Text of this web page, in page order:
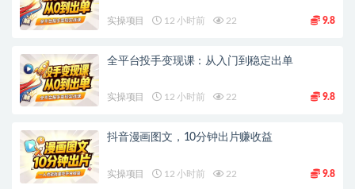
实操项目 12 小时前 22 9.8
全平台投手变现课：从入门到稳定出单
实操项目 12 小时前 22 9.8
抖音漫画图文，10分钟出片赚收益
实操项目 12 小时前 22 9.8